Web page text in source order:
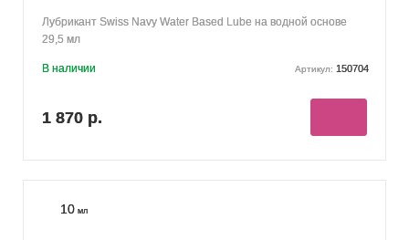
Лубрикант Swiss Navy Water Based Lube на водной основе
29,5 мл
В наличии Артикул: 150704
1 870 р.
10 мл